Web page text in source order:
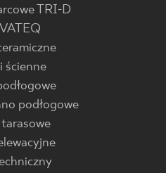
TRI-D
ścienne
podłogowe